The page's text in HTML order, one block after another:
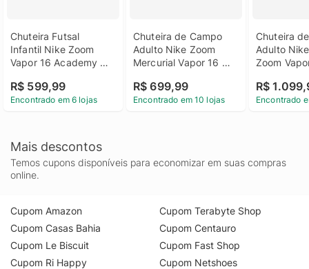
Chuteira Futsal
Infantil Nike Zoom
Vapor 16 Academy
R$ 599,99
Encontrado em 6 lojas
Chuteira de Campo
Adulto Nike Zoom
Mercurial Vapor 16
Mbappé
R$ 699,99
Encontrado em 10 lojas
Chuteira
Adulto
Zoom
R$
Encontrado
Mais descontos
Temos cupons disponíveis para economizar em suas compras
online.
Cupom Amazon
Cupom Casas Bahia
Cupom Le Biscuit
Cupom Ri Happy
Cupom Terabyte Shop
Cupom Centauro
Cupom Fast Shop
Cupom Netshoes